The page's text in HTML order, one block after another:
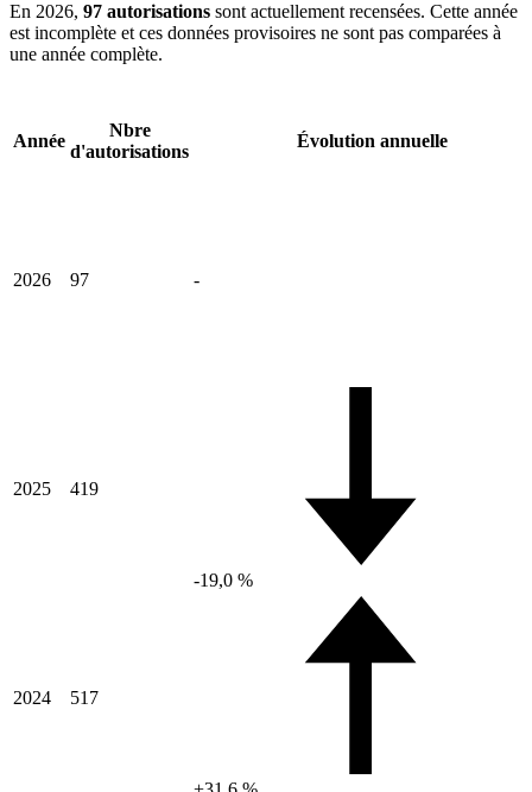
En 2026, 97 autorisations sont actuellement recensées. Cette année
est incomplète et ces données provisoires ne sont pas comparées à
une année complète.
Année
Nbre
d'autorisations
Évolution annuelle
2026 97 -
2025 419
-19,0 %
2024 517